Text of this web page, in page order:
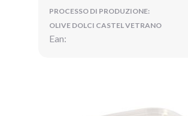
PROCESSO DI PRODUZIONE:
OLIVE DOLCI CASTEL VETRANO
Ean: